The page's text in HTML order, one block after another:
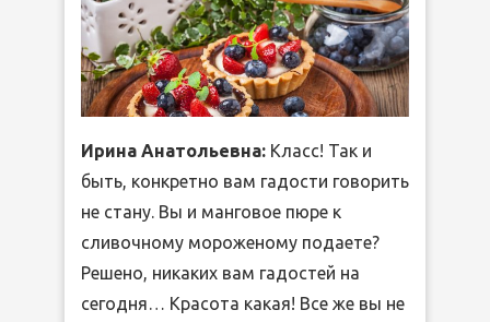
Ирина Анатольевна: Класс! Так и
быть, конкретно вам гадости говорить
не стану. Вы и манговое пюре к
сливочному мороженому подаете?
Решено, никаких вам гадостей на
сегодня… Красота какая! Все же вы не